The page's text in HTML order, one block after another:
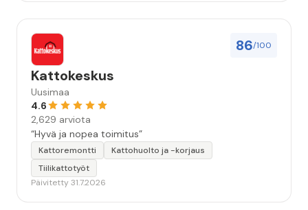
86/100
Kattokeskus
Uusimaa
4.6
2,629 arviota
“Hyvä ja nopea toimitus”
Kattoremontti
Kattohuolto ja -korjaus
Tiilikattotyöt
Päivitetty 31.7.2026